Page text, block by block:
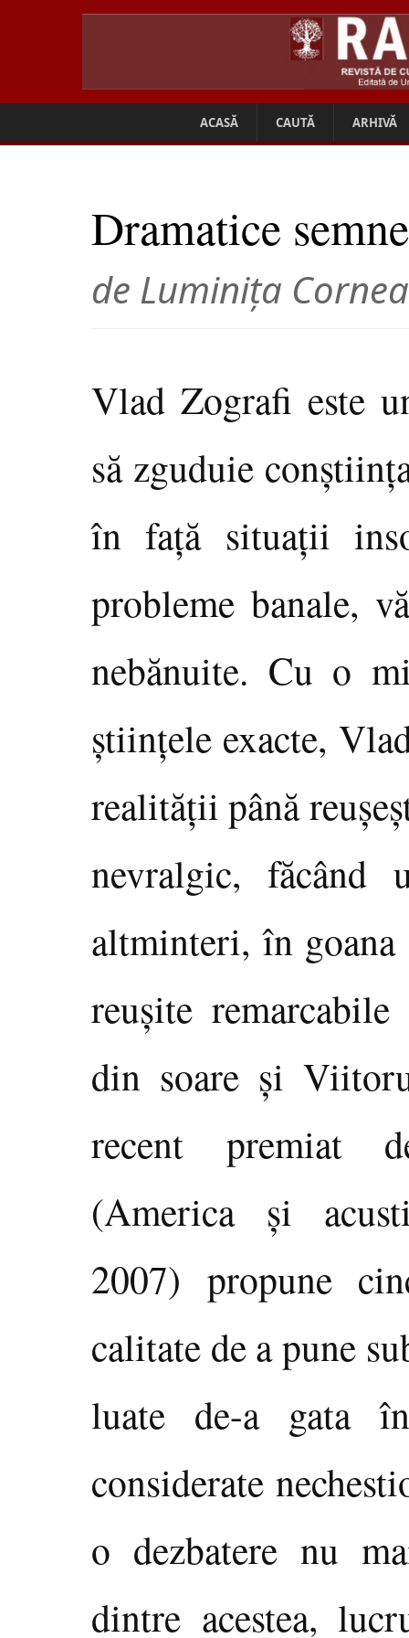
ACASĂ CAUTĂ ARHIVĂ
Dramatice
de Luminiţa
Vlad Zografi este
să zguduie
în faţă situaţii
probleme banale,
nebănuite. Cu o
ştiinţele exacte,
realităţii până
nevralgic,
altminteri, în goana
reuşite
din soare şi
recent premiat
(America şi
2007) propune
calitate de a pune
luate de-a gata
considerate
o dezbatere nu
dintre acestea,